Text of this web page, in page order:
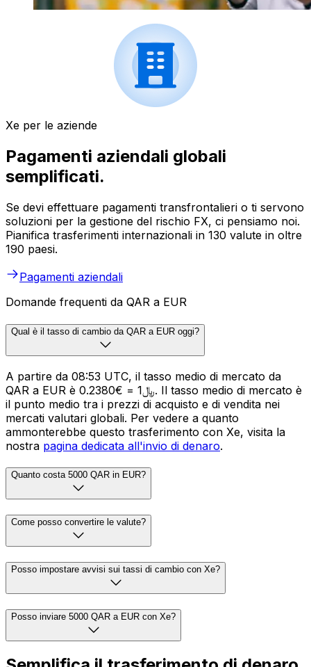
Xe per le aziende
Pagamenti aziendali globali
semplificati.
Se devi effettuare pagamenti transfrontalieri o ti servono
soluzioni per la gestione del rischio FX, ci pensiamo noi.
Pianifica trasferimenti internazionali in 130 valute in oltre
190 paesi.
Pagamenti aziendali
Domande frequenti da QAR a EUR
Qual è il tasso di cambio da QAR a EUR oggi?
A partire da 08:53 UTC, il tasso medio di mercato da
QAR a EUR è ﷼1 = €0.2380. Il tasso medio di mercato è
il punto medio tra i prezzi di acquisto e di vendita nei
mercati valutari globali. Per vedere a quanto
ammonterebbe questo trasferimento con Xe, visita la
nostra pagina dedicata all'invio di denaro.
Quanto costa 5000 QAR in EUR?
Come posso convertire le valute?
Posso impostare avvisi sui tassi di cambio con Xe?
Posso inviare 5000 QAR a EUR con Xe?